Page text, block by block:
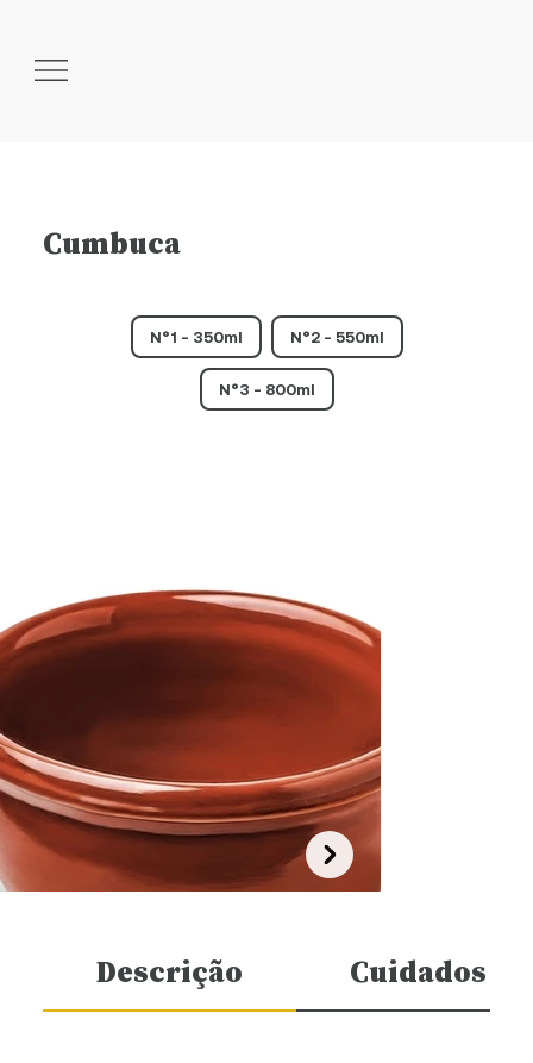
Cumbuca
N°1 - 350ml N°2 - 550ml
N°3 - 800ml
Descrição Cuidados